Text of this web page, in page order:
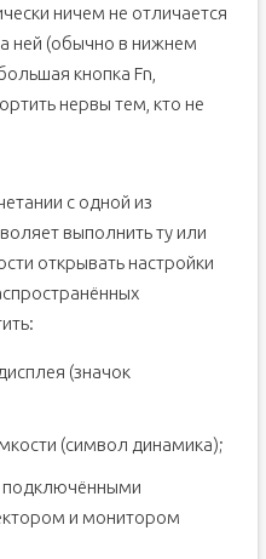
ничем не отличается
ней (обычно в нижнем
кнопка Fn,
нервы тем, кто не
с одной из
выполнить ту или
открывать настройки
(значок
(символ динамика);
и монитором